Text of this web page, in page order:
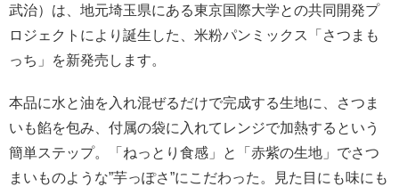
武治）は、地元埼玉県にある東京国際大学との共同開発プ
ロジェクトにより誕生した、米粉パンミックス「さつまも
っち」を新発売します。
本品に水と油を入れ混ぜるだけで完成する生地に、さつま
いも餡を包み、付属の袋に入れてレンジで加熱するという
簡単ステップ。「ねっとり食感」と「赤紫の生地」でさつ
まいものような”芋っぽさ”にこだわった。見た目にも味にも